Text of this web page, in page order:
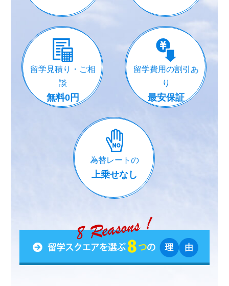
留学見積り・ご相
談
無料0円
留学費用の割引あ
り
最安保証
為替レートの
上乗せなし